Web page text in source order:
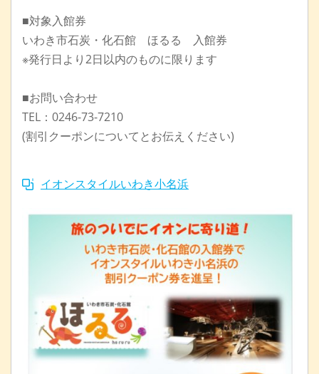
■対象入館券
いわき市石炭・化石館 ほるる 入館券
※発行日より2日以内のものに限ります
■お問い合わせ
TEL：0246-73-7210
(割引クーポンについてとお伝えください)
イオンスタイルいわき小名浜